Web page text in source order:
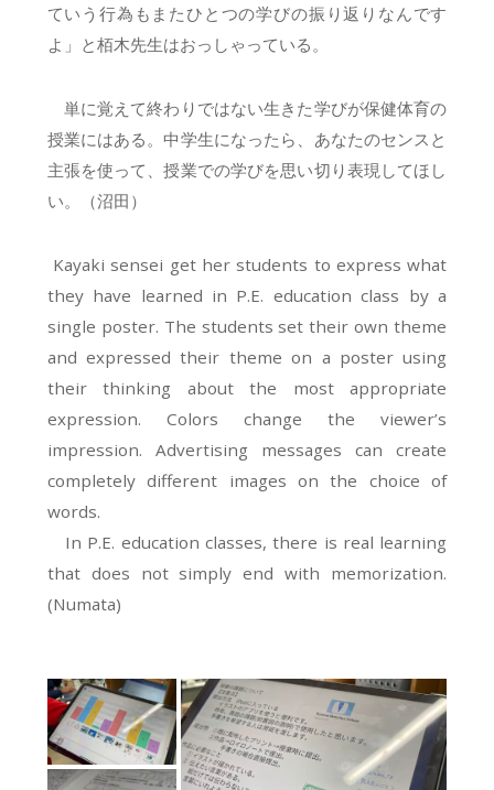
ていう行為もまたひとつの学びの振り返りなんです
よ」と栢木先生はおっしゃっている。
単に覚えて終わりではない生きた学びが保健体育の
授業にはある。中学生になったら、あなたのセンスと
主張を使って、授業での学びを思い切り表現してほし
い。（沼田）
Kayaki sensei get her students to express what
they have learned in P.E. education class by a
single poster. The students set their own theme
and expressed their theme on a poster using
their thinking about the most appropriate
expression. Colors change the viewer’s
impression. Advertising messages can create
completely different images on the choice of
words.
In P.E. education classes, there is real learning
that does not simply end with memorization.
(Numata)